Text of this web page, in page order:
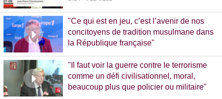
"Ce qui est en jeu, c’est l’avenir de nos
concitoyens de tradition musulmane dans
la République française"
"Il faut voir la guerre contre le terrorisme
comme un défi civilisationnel, moral,
beaucoup plus que policier ou militaire"